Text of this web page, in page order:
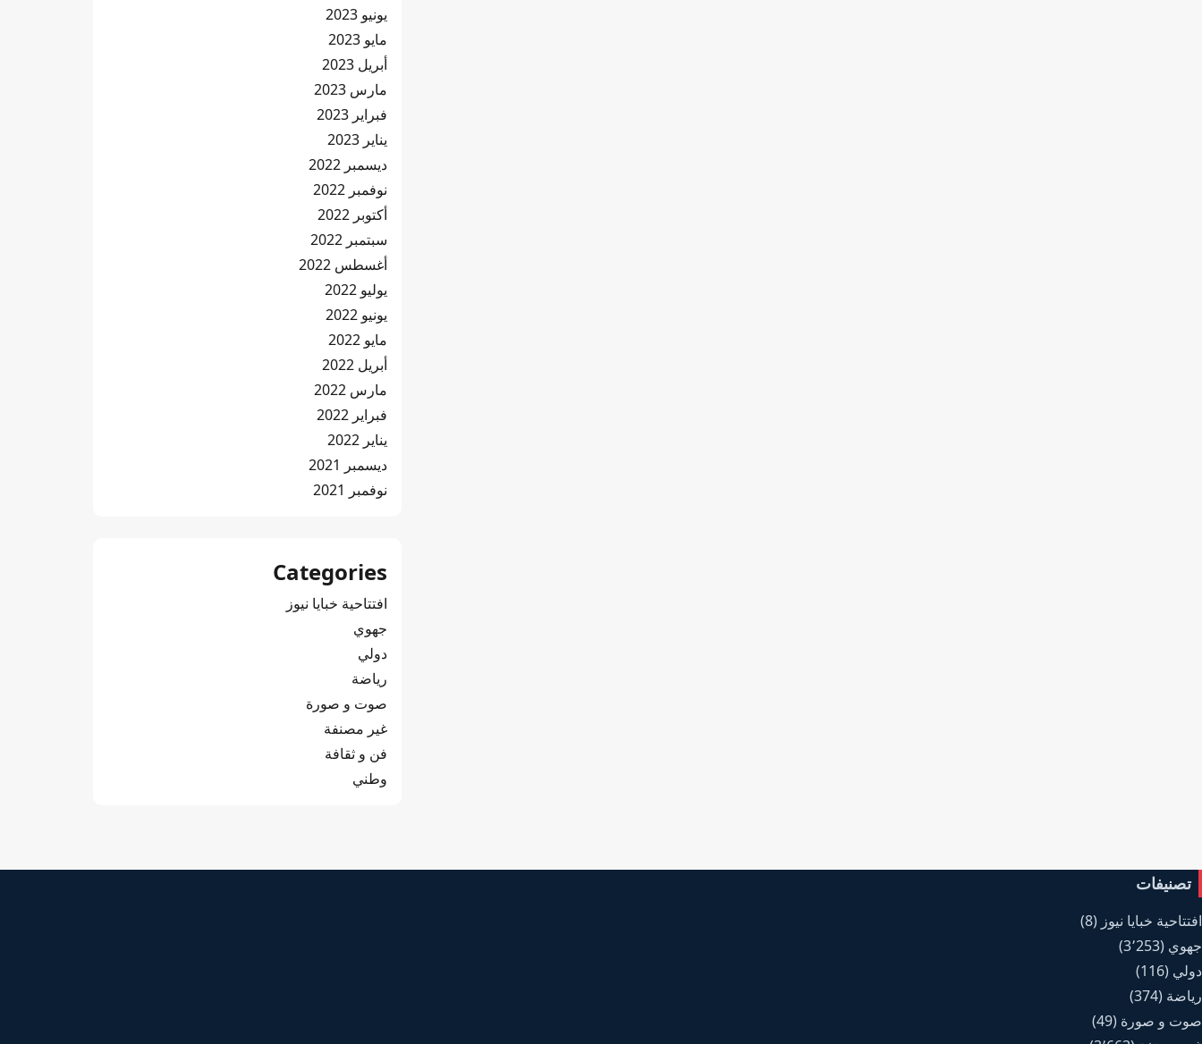
يونيو 2023
مايو 2023
أبريل 2023
مارس 2023
فبراير 2023
يناير 2023
ديسمبر 2022
نوفمبر 2022
أكتوبر 2022
سبتمبر 2022
أغسطس 2022
يوليو 2022
يونيو 2022
مايو 2022
أبريل 2022
مارس 2022
فبراير 2022
يناير 2022
ديسمبر 2021
نوفمبر 2021
Categories
افتتاحية خبايا نيوز
جهوي
دولي
رياضة
صوت و صورة
غير مصنفة
فن و ثقافة
وطني
تصنيفات
افتتاحية خبايا نيوز (8)
جهوي (3٬253)
دولي (116)
رياضة (374)
صوت و صورة (49)